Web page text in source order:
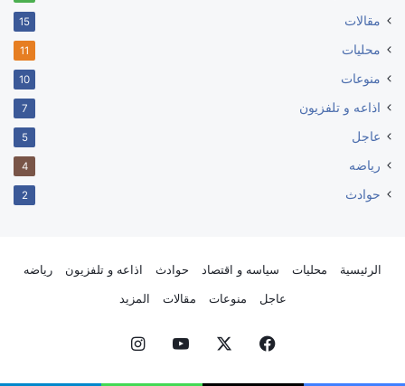
مقالات 15
محليات 11
منوعات 10
اذاعه و تلفزيون 7
عاجل 5
رياضه 4
حوادث 2
الرئيسية محليات سياسه و اقتصاد حوادث اذاعه و تلفزيون
رياضه
عاجل
منوعات مقالات المزيد
فيسبوك ‫YouTubeانستقرام